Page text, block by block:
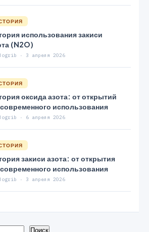
использования закиси
(N2O)
· 3 апреля 2026
оксида азота: от открытий
использования
· 6 апреля 2026
закиси азота: от открытия
использования
· 3 апреля 2026
Поиск